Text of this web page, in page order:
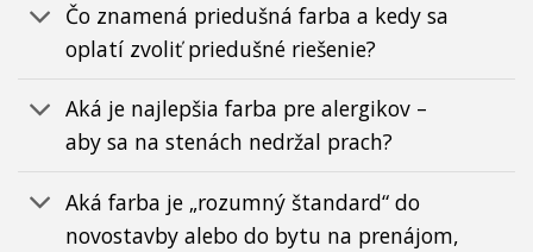
Čo znamená priedušná farba a kedy sa
oplatí zvoliť priedušné riešenie?
Aká je najlepšia farba pre alergikov –
aby sa na stenách nedržal prach?
Aká farba je „rozumný štandard“ do
novostavby alebo do bytu na prenájom,